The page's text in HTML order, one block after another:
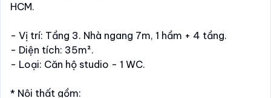
HCM.
- Vị trí: Tầng 3. Nhà ngang 7m, 1 hầm + 4 tầng.
- Diện tích: 35m².
- Loại: Căn hộ studio - 1 WC.
* Nội thất gồm: